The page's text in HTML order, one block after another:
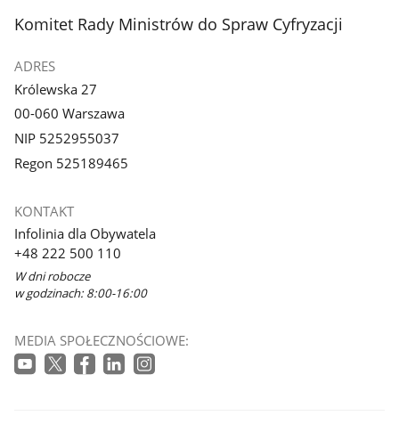
stopka
Komitet Rady Ministrów do Spraw Cyfryzacji
ADRES
Królewska 27
00-060 Warszawa
NIP 5252955037
Regon 525189465
KONTAKT
Infolinia dla Obywatela
+48 222 500 110
W dni robocze
w godzinach: 8:00-16:00
MEDIA SPOŁECZNOŚCIOWE: